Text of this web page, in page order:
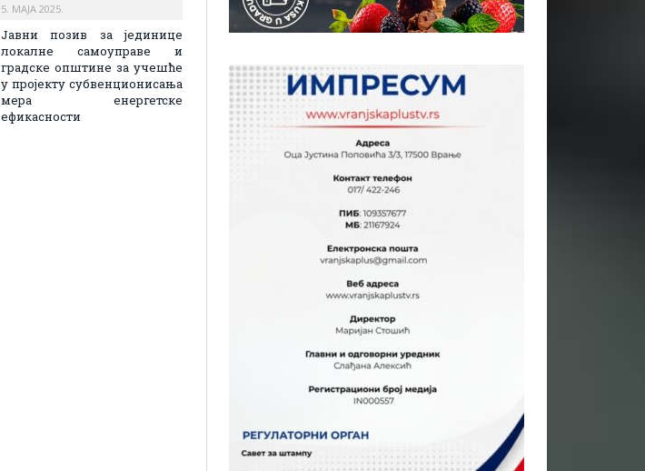
5. МАЈА 2025.
Јавни позив за јединице
локалне самоуправе и
градске општине за учешће
у пројекту субвенционисања
мера енергетске
ефикасности